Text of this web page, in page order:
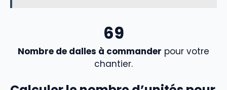
69
Nombre de dalles à commander pour votre
chantier.